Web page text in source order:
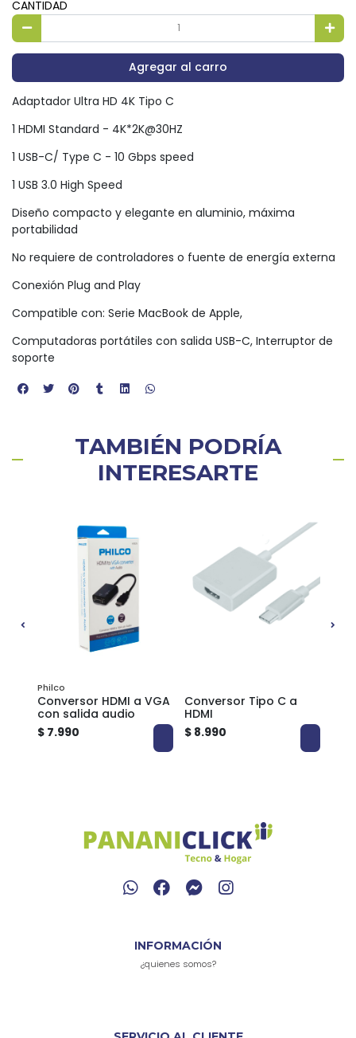
CANTIDAD
Agregar al carro
Adaptador Ultra HD 4K Tipo C
1 HDMI Standard - 4K*2K@30HZ
1 USB-C/ Type C - 10 Gbps speed
1 USB 3.0 High Speed
Diseño compacto y elegante en aluminio, máxima
portabilidad
No requiere de controladores o fuente de energía externa
Conexión Plug and Play
Compatible con: Serie MacBook de Apple,
Computadoras portátiles con salida USB-C, Interruptor de
soporte
TAMBIÉN PODRÍA
INTERESARTE
Philco
Conversor HDMI a VGA
con salida audio
$ 7.990
Conversor Tipo C a
HDMI
$ 8.990
INFORMACIÓN
¿quienes somos?